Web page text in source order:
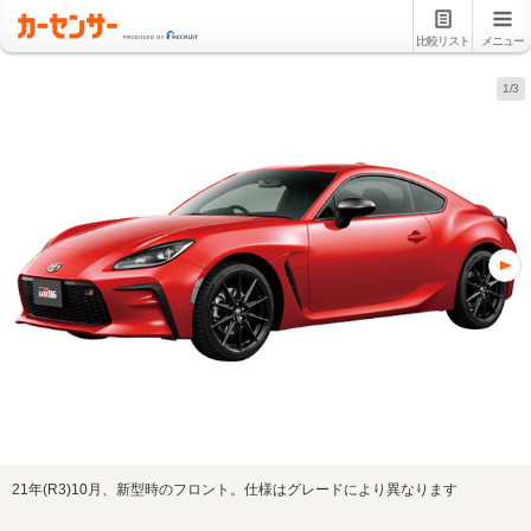
比較リスト メニュー
1/3
21年(R3)10月、新型時のフロント。仕様はグレードにより異なります